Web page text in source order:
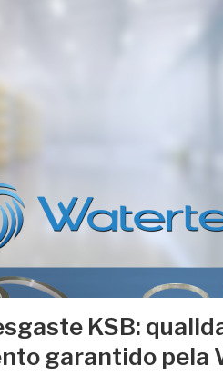
KSB:
garantido pela